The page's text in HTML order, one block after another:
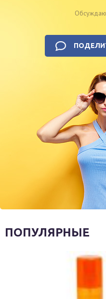
ПОПУЛЯРНЫЕ